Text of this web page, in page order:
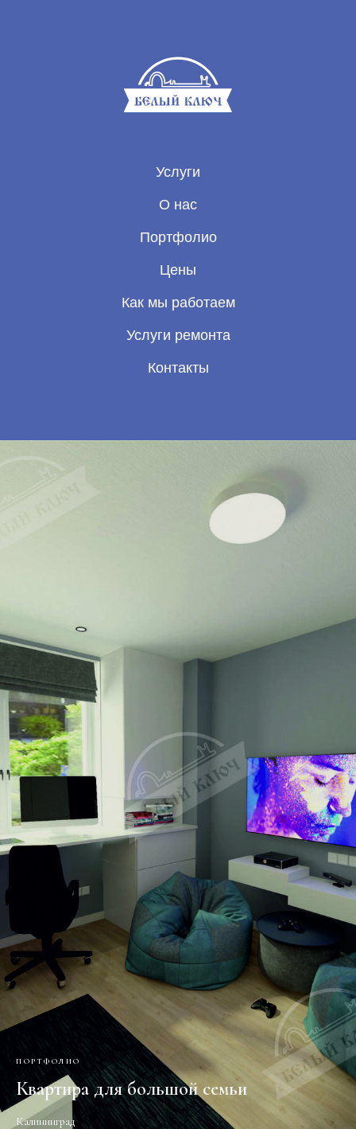
Услуги
О нас
Портфолио
Цены
Как мы работаем
Услуги ремонта
Контакты
ПОРТФОЛИО
Квартира для большой семьи
Калининград